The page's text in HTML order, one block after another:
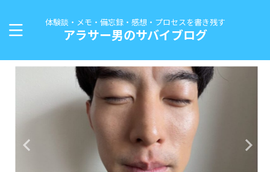
体験談・メモ・備忘録・感想・プロセスを書き残す
アラサー男のサバイブログ